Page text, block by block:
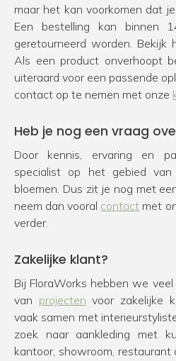
maar het kan voorkomen dat
Een bestelling kan binnen
geretourneerd worden. Bekijk
Als een product onverhoopt
uiteraard voor een passende
contact op te nemen met onze
Heb je nog een vraag
Door kennis, ervaring en
specialist op het gebied
bloemen. Dus zit je nog met
neem dan vooral contact met
verder.
Zakelijke klant?
Bij FloraWorks hebben we
van projecten voor zakelijke
vaak samen met
zoek naar aankleding met
kantoor, showroom, restaurant